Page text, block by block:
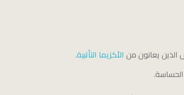
الذين يعانون من الأكزيما التأتبية.